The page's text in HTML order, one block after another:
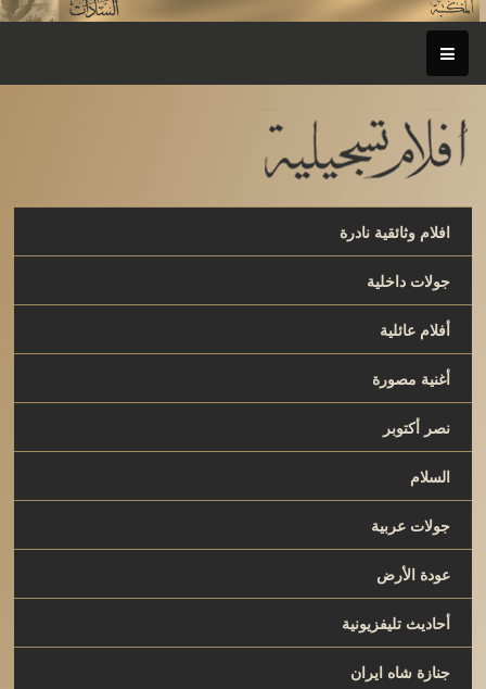
افلام وثائقية نادرة
جولات داخلية
أفلام عائلية
أغنية مصورة
نصر أكتوبر
السلام
جولات عربية
عودة الأرض
أحاديث تليفزيونية
جنازة شاه ايران